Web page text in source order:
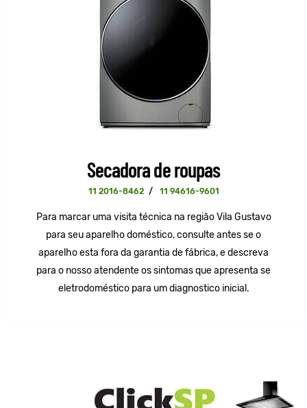
Secadora de roupas
11 2016-8462 / 11 94616-9601
Para marcar uma visita técnica na região Vila Gustavo
para seu aparelho doméstico, consulte antes se o
aparelho esta fora da garantia de fábrica, e descreva
para o nosso atendente os sintomas que apresenta se
eletrodoméstico para um diagnostico inicial.